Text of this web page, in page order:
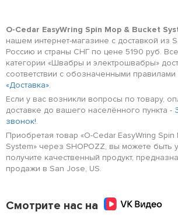
O-Cedar EasyWring Spin Mop & Bucket
нашем интернет-магазине с доставкой из
Россию и страны СНГ по цене 5190 руб.
категории «Швабры и электрошвабры»
соответствии с обозначенными
«Доставка».
Если у вас возникли вопросы по товару,
доставке до вашего населённого пункта -
звонок!.
Приобретая товар «O-Cedar EasyWring
System» через SHOPOZZ, вы можете быть
получите качественный продукт,
продажи в San Jose, US.
Смотрите нас на